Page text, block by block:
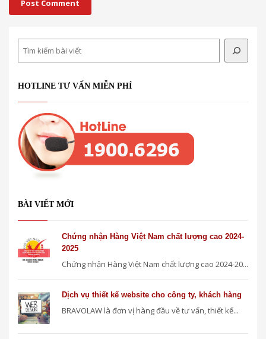
HOTLINE TƯ VẤN MIỄN PHÍ
BÀI VIẾT MỚI
Chứng nhận Hàng Việt Nam chất lượng cao 2024-
2025
Chứng nhận Hàng Việt Nam chất lượng cao 2024-20...
Dịch vụ thiết kế website cho công ty, khách hàng
BRAVOLAW là đơn vị hàng đầu về tư vấn, thiết kế...